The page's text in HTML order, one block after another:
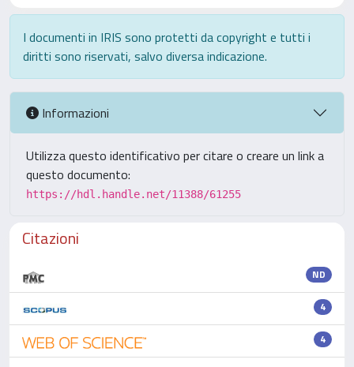
I documenti in IRIS sono protetti da copyright e tutti i
diritti sono riservati, salvo diversa indicazione.
Informazioni
Utilizza questo identificativo per citare o creare un link a
questo documento:
https://hdl.handle.net/11388/61255
Citazioni
ND
4
4